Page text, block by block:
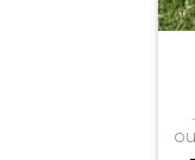
ou